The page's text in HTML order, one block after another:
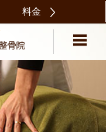
料金